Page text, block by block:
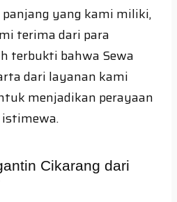
yang kami miliki,
terima dari para
terbukti bahwa Sewa
dari layanan kami
menjadikan perayaan
Cikarang dari